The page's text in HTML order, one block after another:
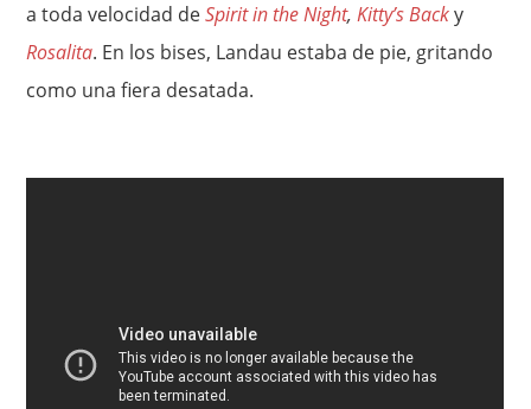
a toda velocidad deSpirit in the Night,Kitty’s Backy
Rosalita. En los bises, Landau estaba de pie, gritando
como una fiera desatada.